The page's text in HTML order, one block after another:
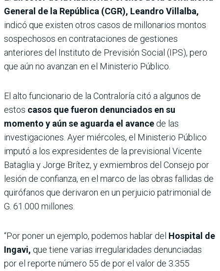
General de la República (CGR), Leandro Villalba,
indicó que existen otros casos de millonarios montos
sospechosos en contrataciones de gestiones
anteriores del Instituto de Previsión Social (IPS), pero
que aún no avanzan en el Ministerio Público.
El alto funcionario de la Contraloría citó a algunos de
estos casos que fueron denunciados en su
momento y aún se aguarda el avance de las
investigaciones. Ayer miércoles, el Ministerio Público
imputó a los expresidentes de la previsional Vicente
Bataglia y Jorge Brítez, y exmiembros del Consejo por
lesión de confianza, en el marco de las obras fallidas de
quirófanos que derivaron en un perjuicio patrimonial de
G. 61.000 millones.
“Por poner un ejemplo, podemos hablar del Hospital de
Ingavi, que tiene varias irregularidades denunciadas
por el reporte número 55 de por el valor de 3.355